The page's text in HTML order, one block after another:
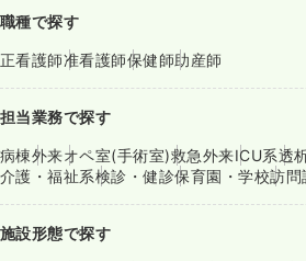
職種で探す
正看護師准看護師保健師助産師
担当業務で探す
病棟外来オペ室(手術室)救急外来ICU系透
介護・福祉系検診・健診保育園・学校訪問
施設形態で探す